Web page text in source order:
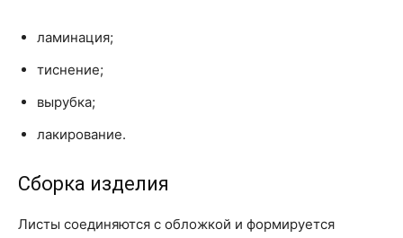
ламинация;
тиснение;
вырубка;
лакирование.
Сборка изделия
Листы соединяются с обложкой и формируется